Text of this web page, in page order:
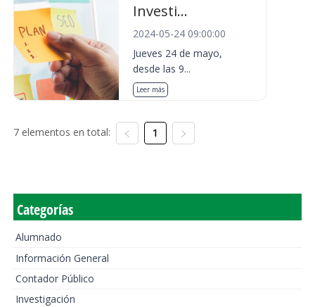
Investi...
2024-05-24 09:00:00
Jueves 24 de mayo,
desde las 9...
Leer más
7 elementos en total: 1
Categorías
Alumnado
Información General
Contador Público
Investigación